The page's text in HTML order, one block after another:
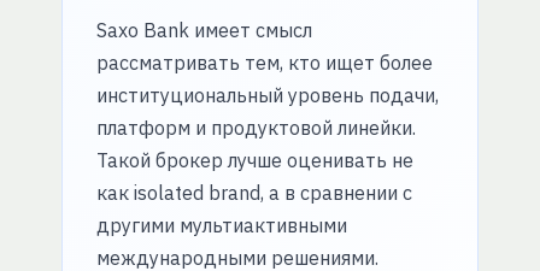
Saxo Bank имеет смысл
рассматривать тем, кто ищет более
институциональный уровень подачи,
платформ и продуктовой линейки.
Такой брокер лучше оценивать не
как isolated brand, а в сравнении с
другими мультиактивными
международными решениями.